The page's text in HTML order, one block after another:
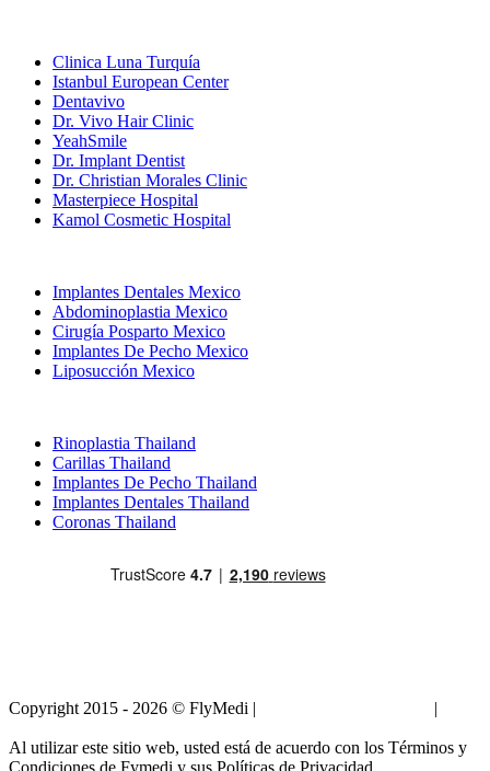
Clinica Luna Turquía
Istanbul European Center
Dentavivo
Dr. Vivo Hair Clinic
YeahSmile
Dr. Implant Dentist
Dr. Christian Morales Clinic
Masterpiece Hospital
Kamol Cosmetic Hospital
Implantes Dentales Mexico
Abdominoplastia Mexico
Cirugía Posparto Mexico
Implantes De Pecho Mexico
Liposucción Mexico
Rinoplastia Thailand
Carillas Thailand
Implantes De Pecho Thailand
Implantes Dentales Thailand
Coronas Thailand
Copyright 2015 - 2026 © FlyMedi |
|
Al utilizar este sitio web, usted está de acuerdo con los Términos y
Condiciones de Fymedi y sus Políticas de Privacidad.